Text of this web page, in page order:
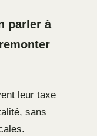
parler à
leur taxe
sans